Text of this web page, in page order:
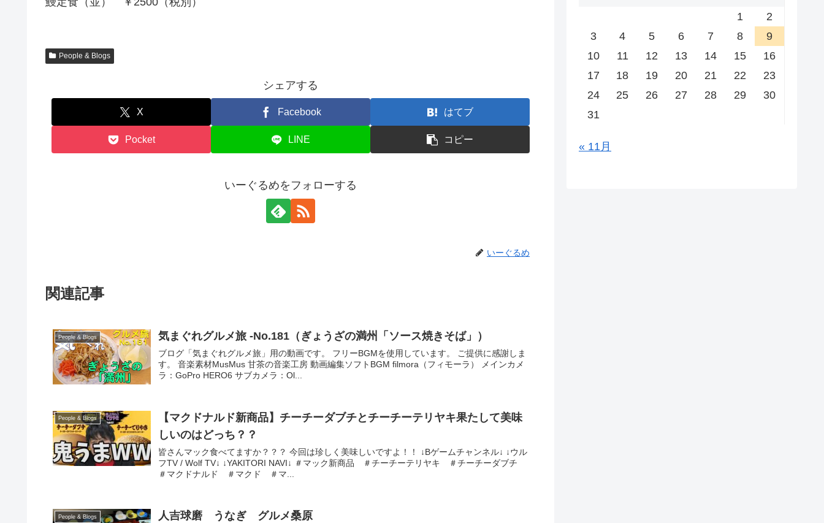
People & Blogs
シェアする
X Facebook はてブ
Pocket LINE コピー
いーぐるめをフォローする
いーぐるめ
関連記事
People & Blogs 気まぐれグルメ旅 -No.181（ぎょうざの満州「ソース焼きそば」）
ブログ「気まぐれグルメ旅」用の動画です。 フリーBGMを使用しています。 ご提供に感謝しま
す。 音楽素材MusMus 甘茶の音楽工房 動画編集ソフトBGM filmora（フィモーラ） メインカメ
ラ：GoPro HERO6 サブカメラ：Ol...
People & Blogs
【マクドナルド新商品】チーチーダブチとチーチーテリヤキ果たして美味
しいのはどっち？？
皆さんマック食べてますか？？？ 今回は珍しく美味しいですよ！！ ↓Bゲームチャンネル↓ ↓ウル
フTV / Wolf TV↓ ↓YAKITORI NAVI↓ ＃マック新商品 ＃チーチーテリヤキ ＃チーチーダブチ
＃マクドナルド ＃マクド ＃マ...
People & Blogs 人吉球磨 うなぎ グルメ桑原
1
2
3
4 5 6 7 8
9
10
11 12 13 14 15
16
17
18 19 20 21 22
23
24
25 26 27 28 29
30
31
« 11月